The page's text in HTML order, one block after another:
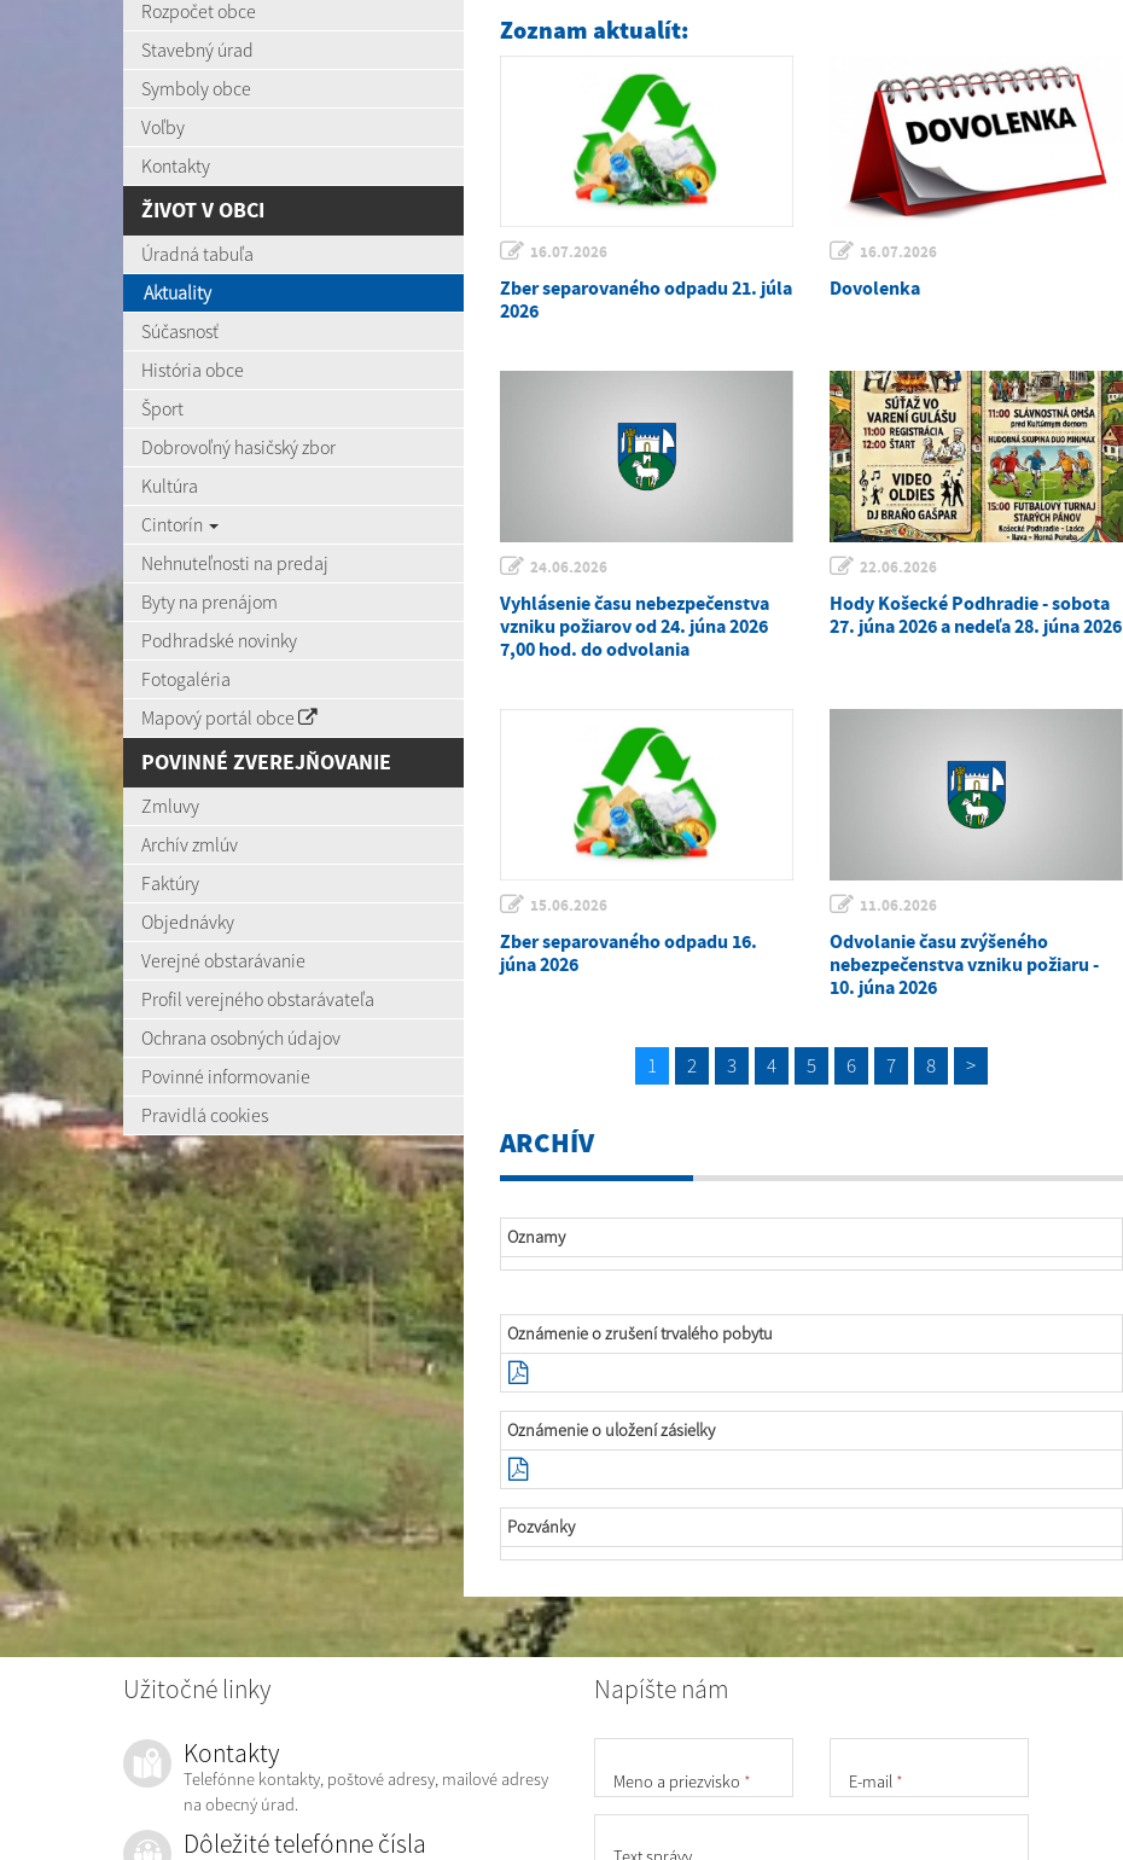
Rozpočet obce
Stavebný úrad
Symboly obce
Voľby
Kontakty
ŽIVOT V OBCI
Úradná tabuľa
Aktuality
Súčasnosť
História obce
Šport
Dobrovoľný hasičský zbor
Kultúra
Cintorín
Nehnuteľnosti na predaj
Byty na prenájom
Podhradské novinky
Fotogaléria
Mapový portál obce
POVINNÉ ZVEREJŇOVANIE
Zmluvy
Archív zmlúv
Faktúry
Objednávky
Verejné obstarávanie
Profil verejného obstarávateľa
Ochrana osobných údajov
Povinné informovanie
Pravidlá cookies
Zoznam aktualít:
16.07.2026
Zber separovaného odpadu 21. júla
2026
16.07.2026
Dovolenka
24.06.2026
Vyhlásenie času nebezpečenstva
vzniku požiarov od 24. júna 2026
7,00 hod. do odvolania
22.06.2026
Hody Košecké Podhradie - sobota
27. júna 2026 a nedeľa 28. júna 2026
15.06.2026
Zber separovaného odpadu 16.
júna 2026
11.06.2026
Odvolanie času zvýšeného
nebezpečenstva vzniku požiaru -
10. júna 2026
1 2 3 4 5 6 7 8 >
ARCHÍV
Oznamy
Oznámenie o zrušení trvalého pobytu
Oznámenie o uložení zásielky
Pozvánky
Napíšte nám
Meno a priezvisko * E-mail *
Užitočné linky
Kontakty
Telefónne kontakty, poštové adresy, mailové adresy
na obecný úrad.
Dôležité telefónne čísla